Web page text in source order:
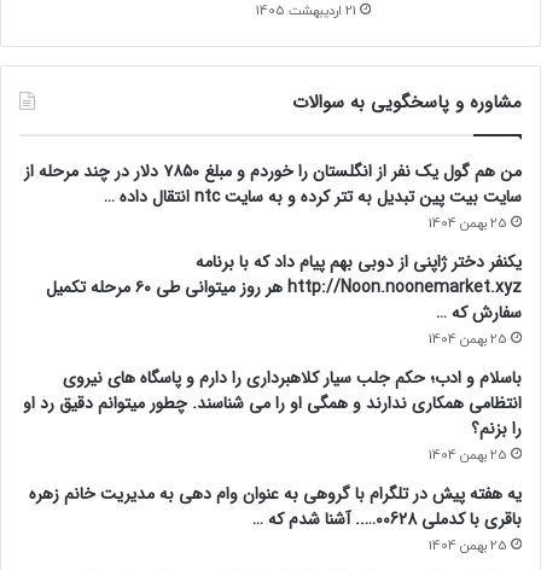
21 اردیبهشت 1405
مشاوره و پاسخگویی به سوالات
من هم گول یک نفر از انگلستان را خوردم و مبلغ ۷۸۵۰ دلار در چند مرحله از
سایت بیت پین تبدیل به تتر کرده و به سایت ntc انتقال داده …
25 بهمن 1404
یکنفر دختر ژاپنی از دوبی بهم پیام داد که با برنامه
http://Noon.noonemarket.xyz هر روز میتوانی طی ۶۰ مرحله تکمیل
سفارش که …
25 بهمن 1404
باسلام و ادب؛ حکم جلب سیار کلاهبرداری را دارم و پاسگاه های نیروی
انتظامی همکاری ندارند و همگی او را می شناسند. چطور میتوانم دقیق رد او
را بزنم؟
25 بهمن 1404
یه هفته پیش در تلگرام با گروهی به عنوان وام دهی به مدیریت خانم زهره
باقری با کدملی 00628….. آشنا شدم که …
25 بهمن 1404